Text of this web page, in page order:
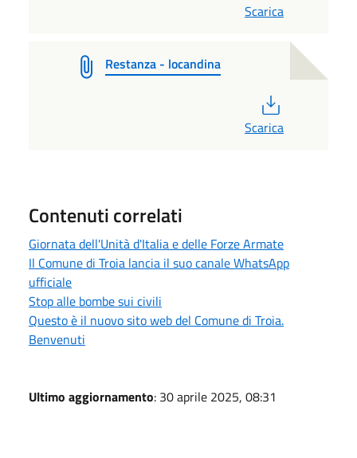
Scarica
Restanza - locandina
Scarica
Contenuti correlati
Giornata dell'Unità d'Italia e delle Forze Armate
Il Comune di Troia lancia il suo canale WhatsApp
ufficiale
Stop alle bombe sui civili
Questo è il nuovo sito web del Comune di Troia.
Benvenuti
Ultimo aggiornamento: 30 aprile 2025, 08:31